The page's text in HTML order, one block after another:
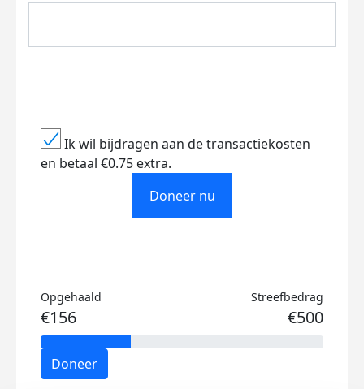
Ik wil bijdragen aan de transactiekosten
en betaal €0.75 extra.
Doneer nu
Opgehaald
€156
Streefbedrag
€500
Doneer